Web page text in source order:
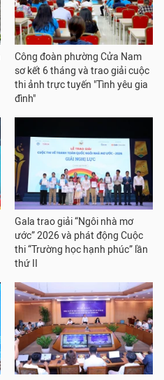
Công đoàn phường Cửa Nam
sơ kết 6 tháng và trao giải cuộc
thi ảnh trực tuyến "Tình yêu gia
đình"
Gala trao giải “Ngôi nhà mơ
ước” 2026 và phát động Cuộc
thi “Trường học hạnh phúc” lần
thứ II